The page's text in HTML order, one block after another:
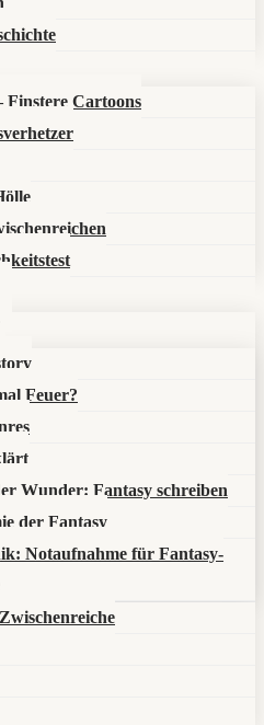
Cartoons
Feuer?
Wunder: Fantasy schreiben
der Fantasy
Notaufnahme für Fantasy-